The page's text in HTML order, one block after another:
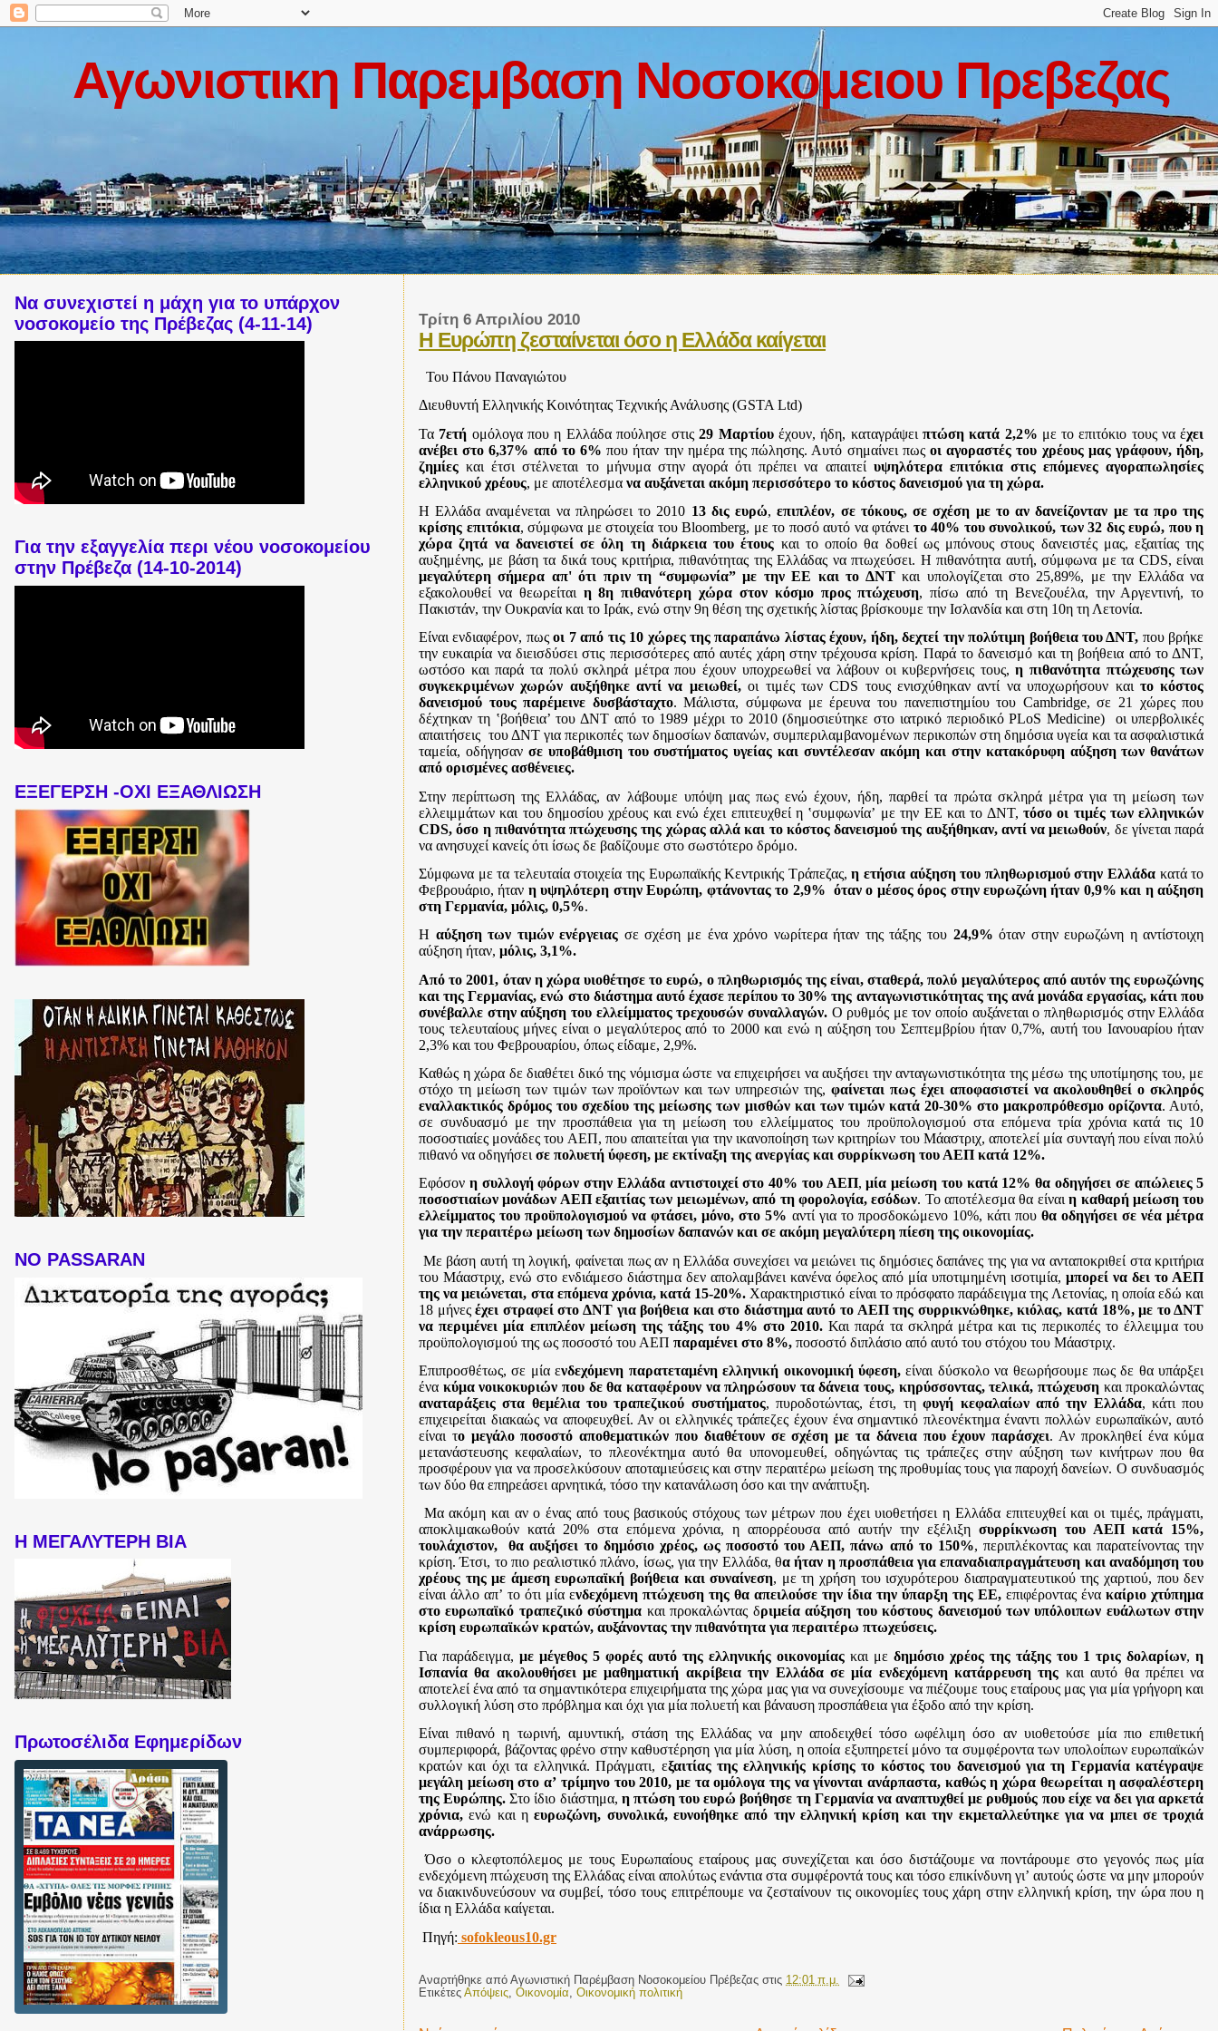
Αγωνιστικη Παρεμβαση Νοσοκομειου Πρεβεζας
Τρίτη 6 Απριλίου 2010
Η Ευρώπη ζεσταίνεται όσο η Ελλάδα καίγεται
Του Πάνου Παναγιώτου
Διευθυντή Ελληνικής Κοινότητας Τεχνικής Ανάλυσης (GSTA Ltd)
Τα 7ετή ομόλογα που η Ελλάδα πούλησε στις29 Μαρτίουέχουν, ήδη, καταγράψει πτώση κατά 2,2% με το επιτόκιο τους να έχει
ανέβει στο 6,37% από το 6% που ήταν την ημέρα της πώλησης. Αυτό σημαίνει πωςοι αγοραστές του χρέους μας γράφουν, ήδη,
ζημίες και έτσι στέλνεται το μήνυμα στην αγορά ότι πρέπει να απαιτεί υψηλότερα επιτόκια στις επόμενες αγοραπωλησίες
ελληνικού χρέους, με αποτέλεσμα να αυξάνεται ακόμη περισσότερο το κόστος δανεισμού για τη χώρα.
Η Ελλάδα αναμένεται να πληρώσει το 2010 13 δις ευρώ,επιπλέον, σε τόκους, σε σχέση με το αν δανείζονταν με τα προ της
κρίσης επιτόκια, σύμφωνα με στοιχεία του Bloomberg, με το ποσό αυτό να φτάνει το 40% του συνολικού, των 32 δις ευρώ, που η
χώρα ζητά να δανειστεί σε όλη τη διάρκεια του έτους και το οποίο θα δοθεί ως μπόνους στους δανειστές μας, εξαιτίας της
αυξημένης, με βάση τα δικά τους κριτήρια, πιθανότητας της Ελλάδας να πτωχεύσει. Η πιθανότητα αυτή, σύμφωνα με τα CDS, είναι
μεγαλύτερη σήμερα απ' ότι πριν τη “συμφωνία” με την ΕΕ και το ΔΝΤκαι υπολογίζεται στο 25,89%, με την Ελλάδα να
εξακολουθεί να θεωρείται η 8η πιθανότερη χώρα στον κόσμο προς πτώχευση, πίσω από τη Βενεζουέλα, την Αργεντινή, το
Πακιστάν, την Ουκρανία και το Ιράκ, ενώ στην 9η θέση της σχετικής λίστας βρίσκουμε την Ισλανδία και στη 10η τη Λετονία.
Είναι ενδιαφέρον, πωςοι 7 από τις 10 χώρες της παραπάνω λίστας έχουν, ήδη, δεχτεί την πολύτιμη βοήθεια του ΔΝΤ, που βρήκε
την ευκαιρία να διεισδύσει στις περισσότερες από αυτές χάρη στην τρέχουσα κρίση. Παρά το δανεισμό και τη βοήθεια από το ΔΝΤ,
ωστόσο και παρά τα πολύ σκληρά μέτρα που έχουν υποχρεωθεί να λάβουν οι κυβερνήσεις τους,η πιθανότητα πτώχευσης των
συγκεκριμένων χωρών αυξήθηκε αντί να μειωθεί,οι τιμές των CDS τους ενισχύθηκαν αντί να υποχωρήσουν και το κόστος
δανεισμού τους παρέμεινε δυσβάσταχτο. Μάλιστα, σύμφωνα με έρευνα του πανεπιστημίου του Cambridge, σε 21 χώρες που
δέχτηκαν τη ʽβοήθειαʼ του ΔΝΤ από το 1989 μέχρι το 2010 (δημοσιεύτηκε στο ιατρικό περιοδικό PLoS Medicine) οι υπερβολικές
απαιτήσεις του ΔΝΤ για περικοπές των δημοσίων δαπανών, συμπεριλαμβανομένων περικοπών στη δημόσια υγεία και τα ασφαλιστικά
ταμεία, οδήγησαν σε υποβάθμιση του συστήματος υγείας και συντέλεσαν ακόμη και στην κατακόρυφη αύξηση των θανάτων
από ορισμένες ασθένειες.
Στην περίπτωση της Ελλάδας, αν λάβουμε υπόψη μας πως ενώ έχουν, ήδη, παρθεί τα πρώτα σκληρά μέτρα για τη μείωση των
ελλειμμάτων και του δημοσίου χρέους και ενώ έχει επιτευχθεί η ʽσυμφωνίαʼ με την ΕΕ και το ΔΝΤ, τόσο οι τιμές των ελληνικών
CDS, όσο η πιθανότητα πτώχευσης της χώρας αλλά και το κόστος δανεισμού της αυξήθηκαν, αντί να μειωθούν, δε γίνεται παρά
να ανησυχεί κανείς ότι ίσως δε βαδίζουμε στο σωστότερο δρόμο.
Σύμφωνα με τα τελευταία στοιχεία της Ευρωπαϊκής Κεντρικής Τράπεζας,η ετήσια αύξηση του πληθωρισμού στην Ελλάδα κατά το
Φεβρουάριο, ήταν η υψηλότερη στην Ευρώπη, φτάνοντας το 2,9% όταν ο μέσος όρος στην ευρωζώνη ήταν 0,9% και η αύξηση
στη Γερμανία, μόλις, 0,5%.
Η αύξηση των τιμών ενέργειας σε σχέση με ένα χρόνο νωρίτερα ήταν της τάξης του 24,9% όταν στην ευρωζώνη η αντίστοιχη
αύξηση ήταν, μόλις, 3,1%.
Από το 2001, όταν η χώρα υιοθέτησε το ευρώ, ο πληθωρισμός της είναι, σταθερά, πολύ μεγαλύτερος από αυτόν της ευρωζώνης
και της Γερμανίας, ενώ στο διάστημα αυτό έχασε περίπου το 30% της ανταγωνιστικότητας της ανά μονάδα εργασίας, κάτι που
συνέβαλλε στην αύξηση του ελλείμματος τρεχουσών συναλλαγών.Ο ρυθμός με τον οποίο αυξάνεται ο πληθωρισμός στην Ελλάδα
τους τελευταίους μήνες είναι ο μεγαλύτερος από το 2000 και ενώ η αύξηση του Σεπτεμβρίου ήταν 0,7%, αυτή του Ιανουαρίου ήταν
2,3% και του Φεβρουαρίου, όπως είδαμε, 2,9%.
Καθώς η χώρα δε διαθέτει δικό της νόμισμα ώστε να επιχειρήσει να αυξήσει την ανταγωνιστικότητα της μέσω της υποτίμησης του, με
στόχο τη μείωση των τιμών των προϊόντων και των υπηρεσιών της, φαίνεται πως έχει αποφασιστεί να ακολουθηθεί ο σκληρός
εναλλακτικός δρόμος του σχεδίου της μείωσης των μισθών και των τιμών κατά 20-30% στο μακροπρόθεσμο ορίζοντα. Αυτό,
σε συνδυασμό με την προσπάθεια για τη μείωση του ελλείμματος του προϋπολογισμού στα επόμενα τρία χρόνια κατά τις 10
ποσοστιαίες μονάδες του ΑΕΠ, που απαιτείται για την ικανοποίηση των κριτηρίων του Μάαστριχ, αποτελεί μία συνταγή που είναι πολύ
πιθανό να οδηγήσει σε πολυετή ύφεση, με εκτίναξη της ανεργίας και συρρίκνωση του ΑΕΠ κατά 12%.
Εφόσον η συλλογή φόρων στην Ελλάδα αντιστοιχεί στο 40% του ΑΕΠ,μία μείωση του κατά 12% θα οδηγήσει σε απώλειες 5
ποσοστιαίων μονάδων ΑΕΠ εξαιτίας των μειωμένων, από τη φορολογία, εσόδων. Το αποτέλεσμα θα είναιη καθαρή μείωση του
ελλείμματος του προϋπολογισμού να φτάσει, μόνο, στο 5% αντί για το προσδοκώμενο 10%, κάτι πουθα οδηγήσει σε νέα μέτρα
για την περαιτέρω μείωση των δημοσίων δαπανών και σε ακόμη μεγαλύτερη πίεση της οικονομίας.
Με βάση αυτή τη λογική, φαίνεται πως αν η Ελλάδα συνεχίσει να μειώνει τις δημόσιες δαπάνες της για να ανταποκριθεί στα κριτήρια
του Μάαστριχ, ενώ στο ενδιάμεσο διάστημα δεν απολαμβάνει κανένα όφελος από μία υποτιμημένη ισοτιμία,μπορεί να δει το ΑΕΠ
της να μειώνεται, στα επόμενα χρόνια, κατά 15-20%. Χαρακτηριστικό είναι το πρόσφατο παράδειγμα της Λετονίας, η οποία εδώ και
18 μήνεςέχει στραφεί στο ΔΝΤ για βοήθεια και στο διάστημα αυτό το ΑΕΠ της συρρικνώθηκε, κιόλας, κατά 18%, με το ΔΝΤ
να περιμένει μία επιπλέον μείωση της τάξης του 4% στο 2010. Και παρά τα σκληρά μέτρα και τις περικοπές το έλλειμμα του
προϋπολογισμού της ως ποσοστό του ΑΕΠ παραμένει στο 8%, ποσοστό διπλάσιο από αυτό του στόχου του Μάαστριχ.
Επιπροσθέτως, σε μία ενδεχόμενη παρατεταμένη ελληνική οικονομική ύφεση,είναι δύσκολο να θεωρήσουμε πως δε θα υπάρξει
ένα κύμα νοικοκυριών που δε θα καταφέρουν να πληρώσουν τα δάνεια τους, κηρύσσοντας, τελικά, πτώχευση και προκαλώντας
αναταράξεις στα θεμέλια του τραπεζικού συστήματος, πυροδοτώντας, έτσι, τηφυγή κεφαλαίων από την Ελλάδα, κάτι που
επιχειρείται διακαώς να αποφευχθεί. Αν οι ελληνικές τράπεζες έχουν ένα σημαντικό πλεονέκτημα έναντι πολλών ευρωπαϊκών, αυτό
είναι το μεγάλο ποσοστό αποθεματικών που διαθέτουν σε σχέση με τα δάνεια που έχουν παράσχει. Αν προκληθεί ένα κύμα
μετανάστευσης κεφαλαίων, το πλεονέκτημα αυτό θα υπονομευθεί, οδηγώντας τις τράπεζες στην αύξηση των κινήτρων που θα
προσφέρουν για να προσελκύσουν αποταμιεύσεις και στην περαιτέρω μείωση της προθυμίας τους για παροχή δανείων. Ο συνδυασμός
των δύο θα επηρεάσει αρνητικά, τόσο την κατανάλωση όσο και την ανάπτυξη.
Μα ακόμη και αν ο ένας από τους βασικούς στόχους των μέτρων που έχει υιοθετήσει η Ελλάδα επιτευχθεί και οι τιμές, πράγματι,
αποκλιμακωθούν κατά 20% στα επόμενα χρόνια, η απορρέουσα από αυτήν την εξέλιξη συρρίκνωση του ΑΕΠ κατά 15%,
τουλάχιστον, θα αυξήσει το δημόσιο χρέος, ως ποσοστό του ΑΕΠ, πάνω από το 150%, περιπλέκοντας και παρατείνοντας την
κρίση. Έτσι, το πιο ρεαλιστικό πλάνο, ίσως, για την Ελλάδα, θα ήταν η προσπάθεια για επαναδιαπραγμάτευση και αναδόμηση του
χρέους της με άμεση ευρωπαϊκή βοήθεια και συναίνεση, με τη χρήση του ισχυρότερου διαπραγματευτικού της χαρτιού, που δεν
είναι άλλο απʼ το ότι μία ενδεχόμενη πτώχευση της θα απειλούσε την ίδια την ύπαρξη της ΕΕ, επιφέροντας ένακαίριο χτύπημα
στο ευρωπαϊκό τραπεζικό σύστημα και προκαλώντας δριμεία αύξηση του κόστους δανεισμού των υπόλοιπων ευάλωτων στην
κρίση ευρωπαϊκών κρατών, αυξάνοντας την πιθανότητα για περαιτέρω πτωχεύσεις.
Για παράδειγμα,με μέγεθος 5 φορές αυτό της ελληνικής οικονομίας και μεδημόσιο χρέος της τάξης του 1 τρις δολαρίων,η
Ισπανία θα ακολουθήσει με μαθηματική ακρίβεια την Ελλάδα σε μία ενδεχόμενη κατάρρευση της και αυτό θα πρέπει να
αποτελεί ένα από τα σημαντικότερα επιχειρήματα της χώρα μας για να συνεχίσουμε να πιέζουμε τους εταίρους μας για μία γρήγορη και
συλλογική λύση στο πρόβλημα και όχι για μία πολυετή και βάναυση προσπάθεια για έξοδο από την κρίση.
Είναι πιθανό η τωρινή, αμυντική, στάση της Ελλάδας να μην αποδειχθεί τόσο ωφέλιμη όσο αν υιοθετούσε μία πιο επιθετική
συμπεριφορά, βάζοντας φρένο στην καθυστέρηση για μία λύση, η οποία εξυπηρετεί μόνο τα συμφέροντα των υπολοίπων ευρωπαϊκών
κρατών και όχι τα ελληνικά. Πράγματι, εξαιτίας της ελληνικής κρίσης το κόστος του δανεισμού για τη Γερμανία κατέγραψε
μεγάλη μείωση στο αʼ τρίμηνο του 2010, με τα ομόλογα της να γίνονται ανάρπαστα, καθώς η χώρα θεωρείται η ασφαλέστερη
της Ευρώπης. Στο ίδιο διάστημα, η πτώση του ευρώ βοήθησε τη Γερμανία να αναπτυχθεί με ρυθμούς που είχε να δει για αρκετά
χρόνια, ενώ και η ευρωζώνη, συνολικά, ευνοήθηκε από την ελληνική κρίση και την εκμεταλλεύτηκε για να μπει σε τροχιά
ανάρρωσης.
Όσο ο κλεφτοπόλεμος με τους Ευρωπαίους εταίρους μας συνεχίζεται και όσο διστάζουμε να ποντάρουμε στο γεγονός πως μία
ενδεχόμενη πτώχευση της Ελλάδας είναι απολύτως ενάντια στα συμφέροντά τους και τόσο επικίνδυνη γιʼ αυτούς ώστε να μην μπορούν
να διακινδυνεύσουν να συμβεί, τόσο τους επιτρέπουμε να ζεσταίνουν τις οικονομίες τους χάρη στην ελληνική κρίση, την ώρα που η
ίδια η Ελλάδα καίγεται.
Πηγή: sofokleous10.gr
Αναρτήθηκε από Αγωνιστική Παρέμβαση Νοσοκομείου Πρέβεζας στις 12:01 π.μ.
Ετικέτες Απόψεις, Οικονομία, Οικονομική πολιτική
Να συνεχιστεί η μάχη για το υπάρχον
νοσοκομείο της Πρέβεζας (4-11-14)
Για την εξαγγελία περι νέου νοσοκομείου
στην Πρέβεζα (14-10-2014)
ΕΞΕΓΕΡΣΗ -ΟΧΙ ΕΞΑΘΛΙΩΣΗ
NO PASSARAN
Η ΜΕΓΑΛΥΤΕΡΗ ΒΙΑ
Πρωτοσέλιδα Εφημερίδων